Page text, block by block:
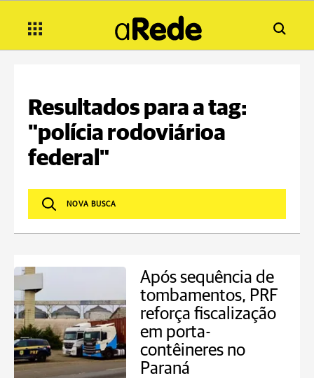
Resultados para a tag:
"polícia rodoviárioa
federal"
Após sequência de
tombamentos, PRF
reforça fiscalização
em porta-
contêineres no
Paraná